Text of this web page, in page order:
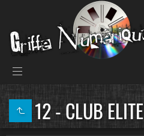
12 - CLUB ELITE